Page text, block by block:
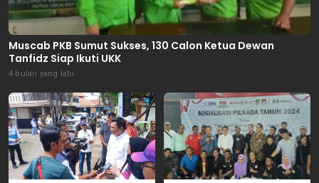
Muscab PKB Sumut Sukses, 130 Calon Ketua Dewan
Tanfidz Siap Ikuti UKK
4 bulan yang lalu